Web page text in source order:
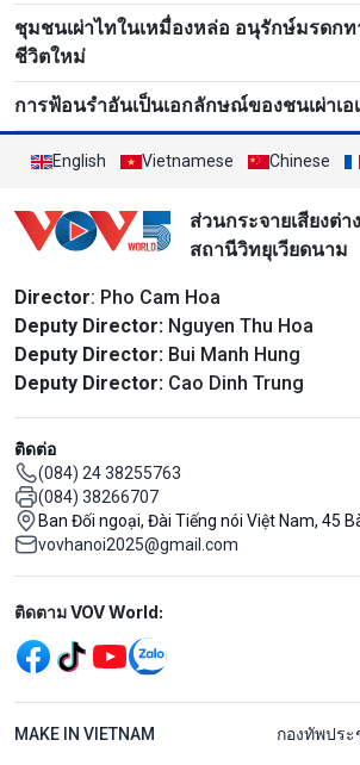
ชุมชนเผ่าไทในเหมื่องหล่อ อนุรักษ์มรดก
ชีวิตใหม่
การฟ้อนรำอันเป็นเอกลักษณ์ของชนเผ่าเอ
English Vietnamese Chinese
ส่วนกระจายเสียงต่า
สถานีวิทยุเวียดนาม
Director: Pho Cam Hoa
Deputy Director: Nguyen Thu Hoa
Deputy Director: Bui Manh Hung
Deputy Director: Cao Dinh Trung
ติดต่อ
(084) 24 38255763
(084) 38266707
Ban Đối ngoại, Đài Tiếng nói Việt Nam, 45
vovhanoi2025@gmail.com
Mạng xã hội
ติดตาม VOV World:
menu footer tiếng Thái
MAKE IN VIETNAM กองทัพปร